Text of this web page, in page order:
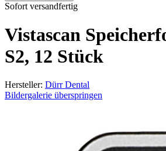
Sofort versandfertig
Vistascan
S2, 12 Stück
Hersteller: Dürr Dental
Bildergalerie überspringen